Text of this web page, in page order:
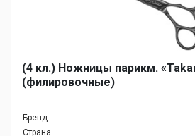
(4 кл.) Ножницы парикм.
(филировочные)
Бренд
Страна